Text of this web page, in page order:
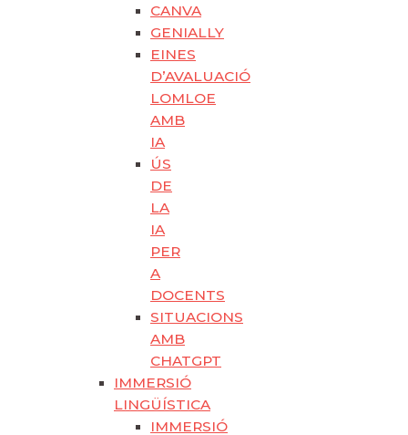
CANVA
GENIALLY
EINES
D’AVALUACIÓ
LOMLOE
AMB
IA
ÚS
DE
LA
IA
PER
A
DOCENTS
SITUACIONS
AMB
CHATGPT
IMMERSIÓ
LINGÜÍSTICA
IMMERSIÓ